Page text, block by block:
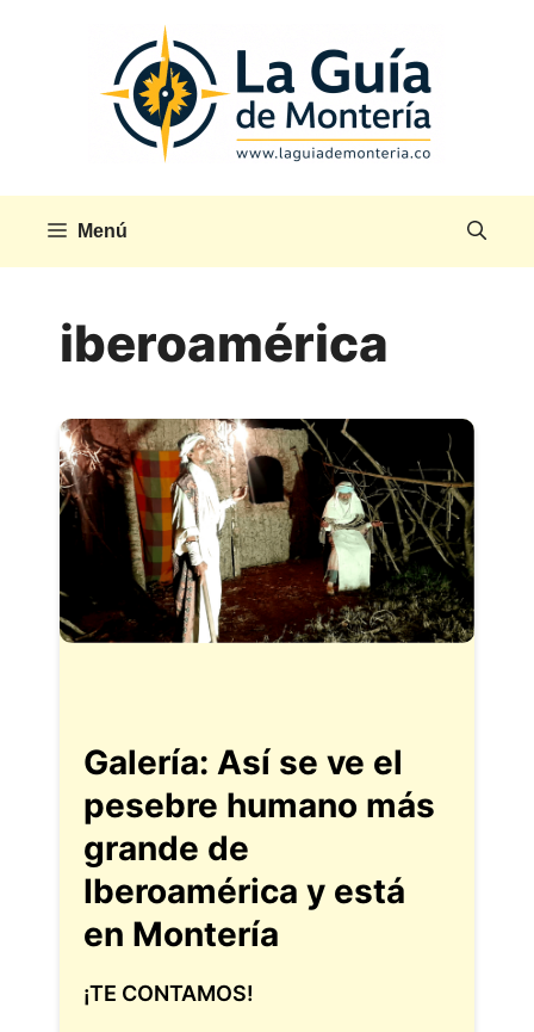
Menú
iberoamérica
Galería: Así se ve el
pesebre humano más
grande de
Iberoamérica y está
en Montería
¡TE CONTAMOS!